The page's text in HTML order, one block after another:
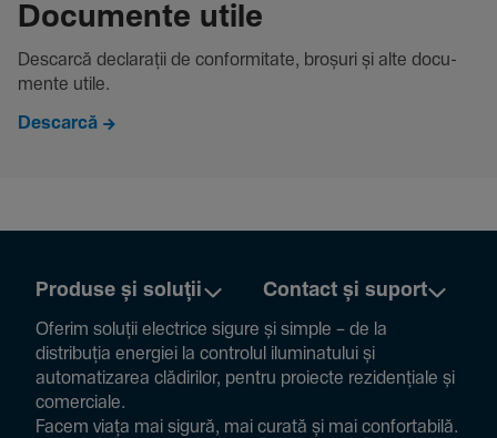
Docu­mente utile
Descarcă decla­rații de conformitate, broșuri și alte docu­
mente utile.
Descarcă
Produse și soluții Contact și suport
Oferim soluții electrice sigure și simple – de la
distribuția energiei la controlul ilumi­na­tului și
auto­ma­ti­zarea clădi­rilor, pentru proiecte rezi­den­țiale și
comer­ciale.
Facem viața mai sigură, mai curată și mai confor­ta­bilă.